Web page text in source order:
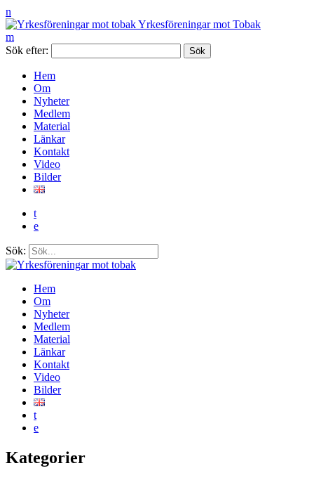
n
Yrkesföreningar mot Tobak
m
Sök efter:
Hem
Om
Nyheter
Medlem
Material
Länkar
Kontakt
Video
Bilder
t
e
Sök:
Hem
Om
Nyheter
Medlem
Material
Länkar
Kontakt
Video
Bilder
t
e
Kategorier